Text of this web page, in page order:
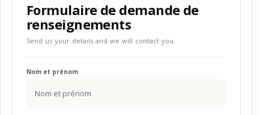
Formulaire de demande de
renseignements
Send us your details and we will contact you.
Nom et prénom